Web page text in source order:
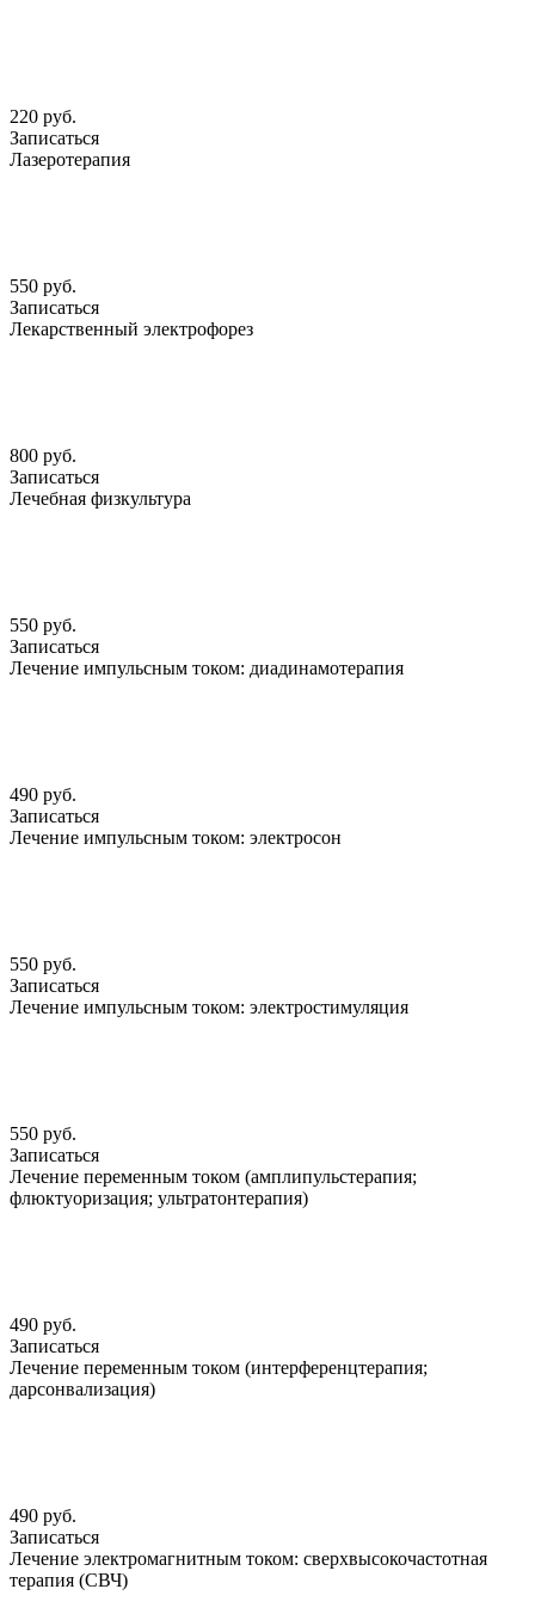
220 руб.
Записаться
Лазеротерапия
550 руб.
Записаться
Лекарственный электрофорез
800 руб.
Записаться
Лечебная физкультура
550 руб.
Записаться
Лечение импульсным током: диадинамотерапия
490 руб.
Записаться
Лечение импульсным током: электросон
550 руб.
Записаться
Лечение импульсным током: электростимуляция
550 руб.
Записаться
Лечение переменным током (амплипульстерапия;
флюктуоризация; ультратонтерапия)
490 руб.
Записаться
Лечение переменным током (интерференцтерапия;
дарсонвализация)
490 руб.
Записаться
Лечение электромагнитным током: сверхвысокочастотная
терапия (СВЧ)